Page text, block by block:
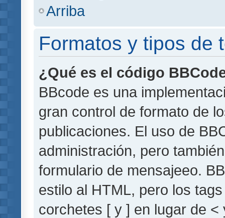
Arriba
Formatos y tipos de
¿Qué es el código
BBcode es una
gran control de formato de
publicaciones. El uso de
administración, pero
formulario de mensajeeo.
estilo al HTML, pero los
corchetes [ y ] en lugar de